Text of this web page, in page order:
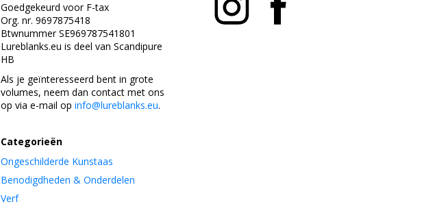
Goedgekeurd voor F-tax
Org. nr. 9697875418
Btwnummer SE969787541801
Lureblanks.eu is deel van Scandipure
HB
Als je geïnteresseerd bent in grote
volumes, neem dan contact met ons
op via e-mail op info@lureblanks.eu.
Categorieën
Ongeschilderde Kunstaas
Benodigdheden & Onderdelen
Verf